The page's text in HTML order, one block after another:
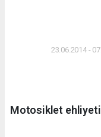
23.06.2014 -
Motosiklet ehliyeti